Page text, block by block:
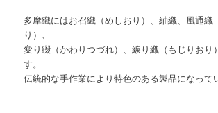
多摩織にはお召織（めしおり）、紬織、風通織
り）、
変り綴（かわりつづれ）、綟り織（もじりおり
す。
伝統的な手作業により特色のある製品になって